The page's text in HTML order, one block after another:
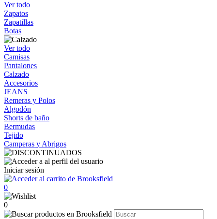
Ver todo
Zapatos
Zapatillas
Botas
Ver todo
Camisas
Pantalones
Calzado
Accesorios
JEANS
Remeras y Polos
Algodón
Shorts de baño
Bermudas
Tejido
Camperas y Abrigos
Iniciar sesión
0
0